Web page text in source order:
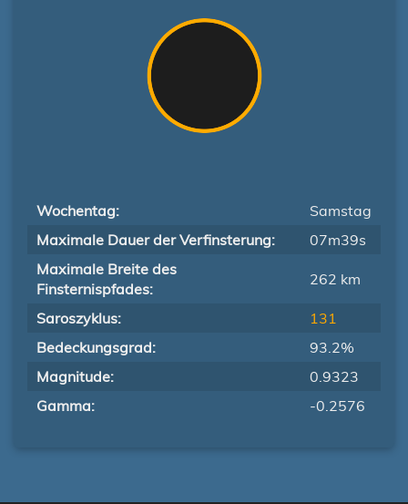
Wochentag:
Samstag
Maximale Dauer der Verfinsterung:
07m39s
Maximale Breite des
Finsternispfades:
262 km
Saroszyklus:
131
Bedeckungsgrad:
93.2%
Magnitude:
0.9323
Gamma:
-0.2576